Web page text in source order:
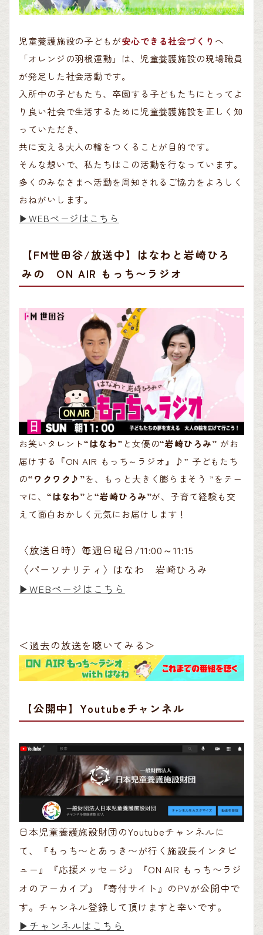
児童養護施設の子どもが安心できる社会づくり へ
「オレンジの羽根運動」は、児童養護施設の現場職員
が発足した社会活動です。
入所中の子どもたち、卒園する子どもたちにとってよ
り良い社会で生活するために児童養護施設を正しく知
っていただき、
共に支える大人の輪をつくることが目的です。
そんな想いで、私たちはこの活動を行なっています。
多くのみなさまへ活動を周知されるご協力をよろしく
おねがいします。
▶︎WEBページはこちら
【FM世田谷/放送中】はなわと岩崎ひろ
みの ON AIR もっち〜ラジオ
お笑いタレント“はなわ” と女優の“岩崎ひろみ” がお
届けする『ON AIR もっち～ラジオ』♪” 子どもたち
の“ワクワク♪”を、もっと大きく膨らまそう ”をテー
マに、 “はなわ” と“岩崎ひろみ”が、子育て経験も交
えて面白おかしく元気にお届けします！
〈放送日時）毎週日曜日/11:00～11:15
〈パーソナリティ〉はなわ 岩崎ひろみ
▶︎WEBページはこちら
＜過去の放送を聴いてみる＞
【公開中】Youtubeチャンネル
日本児童養護施設財団のYoutubeチャンネルに
て、『もっち〜とあっき〜が行く施設長インタビ
ュー』『応援メッセージ』『ON AIR もっち〜ラジ
オのアーカイブ』『寄付サイト』のPVが公開中で
す。チャンネル登録して頂けますと幸いです。
▶︎チャンネルはこちら